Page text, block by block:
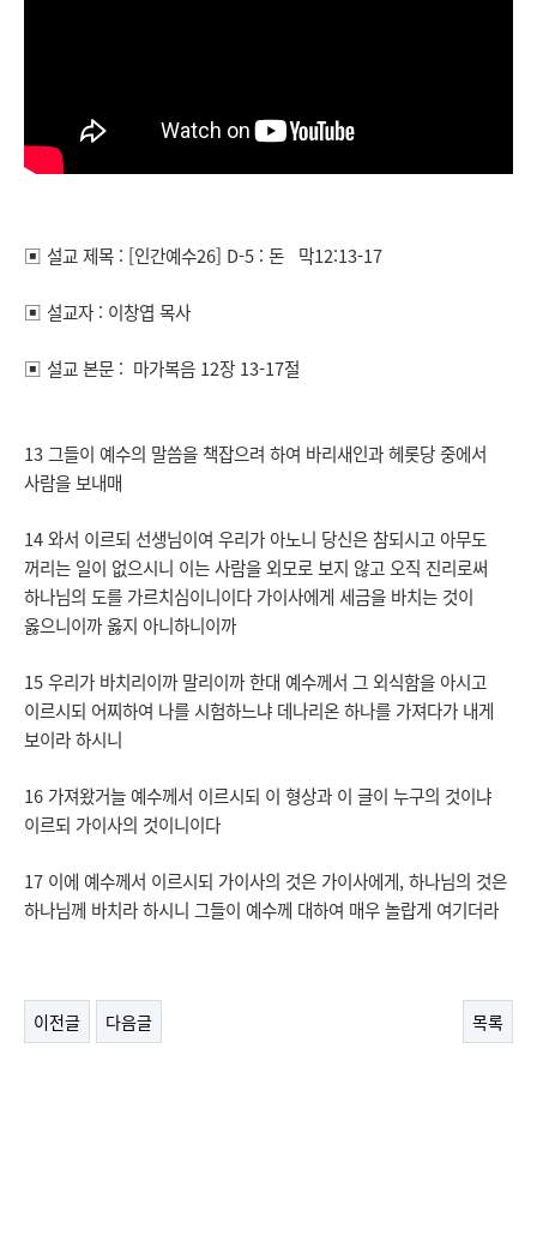
▣ 설교 제목 : [인간예수26] D-5 : 돈 막12:13-17
▣ 설교자 : 이창엽 목사
▣ 설교 본문 : 마가복음 12장 13-17절
13 그들이 예수의 말씀을 책잡으려 하여 바리새인과 헤롯당 중에서
사람을 보내매
14 와서 이르되 선생님이여 우리가 아노니 당신은 참되시고 아무도
꺼리는 일이 없으시니 이는 사람을 외모로 보지 않고 오직 진리로써
하나님의 도를 가르치심이니이다 가이사에게 세금을 바치는 것이
옳으니이까 옳지 아니하니이까
15 우리가 바치리이까 말리이까 한대 예수께서 그 외식함을 아시고
이르시되 어찌하여 나를 시험하느냐 데나리온 하나를 가져다가 내게
보이라 하시니
16 가져왔거늘 예수께서 이르시되 이 형상과 이 글이 누구의 것이냐
이르되 가이사의 것이니이다
17 이에 예수께서 이르시되 가이사의 것은 가이사에게, 하나님의 것은
하나님께 바치라 하시니 그들이 예수께 대하여 매우 놀랍게 여기더라
이전글 다음글 목록